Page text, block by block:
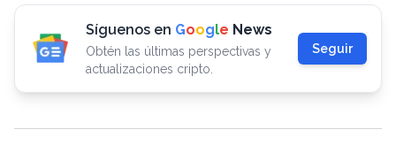
Síguenos en Google News
Obtén las últimas perspectivas y
actualizaciones cripto.
Seguir